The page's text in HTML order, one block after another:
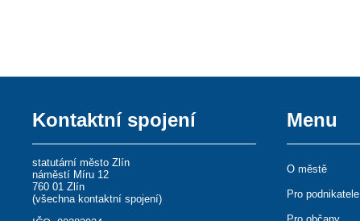
Kontaktní spojení
statutární město Zlín
náměstí Míru 12
760 01 Zlín
(všechna kontaktní spojení)
Menu
O městě
Pro podnikatele